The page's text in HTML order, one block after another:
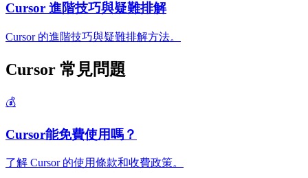
Cursor 進階技巧與疑難排解
Cursor 的進階技巧與疑難排解方法。
Cursor 常見問題
💰
Cursor能免費使用嗎？
了解 Cursor 的使用條款和收費政策。